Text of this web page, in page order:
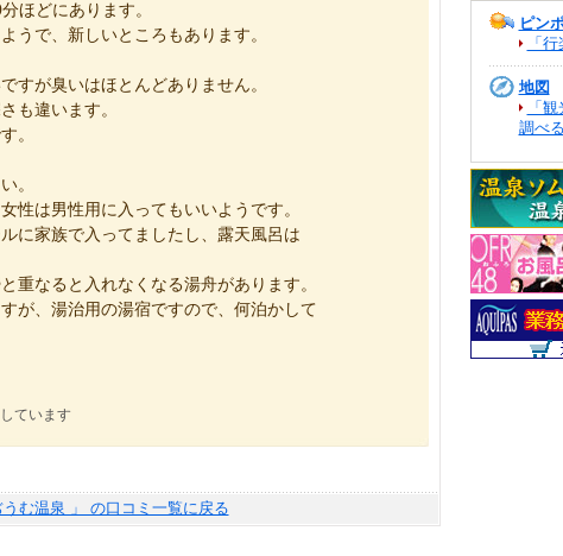
ほどにあります。
うで、新しいところもあります。
すが臭いはほとんどありません。
も違います。
。
。
性は男性用に入ってもいいようです。
に家族で入ってましたし、露天風呂は
重なると入れなくなる湯舟があります。
が、湯治用の湯宿ですので、何泊かして
ています
うむ温泉 」 の口コミ一覧に戻る
ピン
「
地図
「
調べる